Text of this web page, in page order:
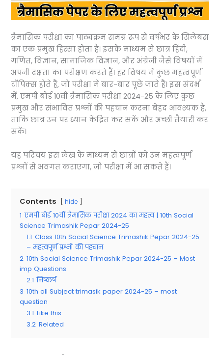
त्रैमासिक परीक्षा का पाठ्यक्रम समग्र रूप से वर्षभर के सिलेबस
का एक प्रमुख हिस्सा होता है। इसके माध्यम से छात्र हिंदी,
गणित, विज्ञान, सामाजिक विज्ञान, और अंग्रेजी जैसे विषयों में
अपनी दक्षता का परीक्षण करते हैं। हर विषय में कुछ महत्वपूर्ण
टॉपिक्स होते हैं, जो परीक्षा में बार-बार पूछे जाते हैं। इस संदर्भ
में, एमपी बोर्ड 10वीं त्रैमासिक परीक्षा 2024-25 के लिए कुछ
प्रमुख और संभावित प्रश्नों की पहचान करना बेहद आवश्यक है,
ताकि छात्र उन पर ध्यान केंद्रित कर सकें और अच्छी तैयारी कर
सकें।
यह परिचय इस लेख के माध्यम से छात्रों को उन महत्वपूर्ण
प्रश्नों से अवगत कराएगा, जो परीक्षा में आ सकते हैं।
Contents hide
1 एमपी बोर्ड 10वीं त्रैमासिक परीक्षा 2024 का महत्व | 10th Social
Science Trimashik Pepar 2024-25
1.1 Class 10th Social Science Trimashik Pepar 2024-25
– महत्वपूर्ण प्रश्नों की पहचान
2 10th Social Science Trimashik Pepar 2024-25 – Most
imp Questions
2.1 निष्कर्ष
3 10th all Subject trimasik paper 2024-25 – most
question
3.1 Like this:
3.2 Related